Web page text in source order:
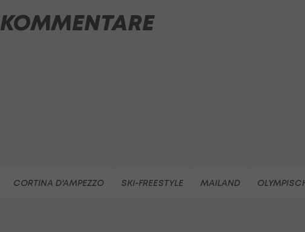
KOMMENTARE
CORTINA D'AMPEZZO SKI-FREESTYLE MAILAND